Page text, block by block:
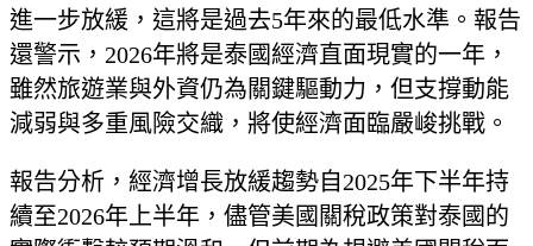
進一步放緩，這將是過去5年來的最低水準。報告
還警示，2026年將是泰國經濟直面現實的一年，
雖然旅遊業與外資仍為關鍵驅動力，但支撐動能
減弱與多重風險交織，將使經濟面臨嚴峻挑戰。
報告分析，經濟增長放緩趨勢自2025年下半年持
續至2026年上半年，儘管美國關稅政策對泰國的